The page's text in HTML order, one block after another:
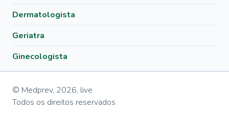
Dermatologista
Geriatra
Ginecologista
© Medprev, 2026, live
Todos os direitos reservados